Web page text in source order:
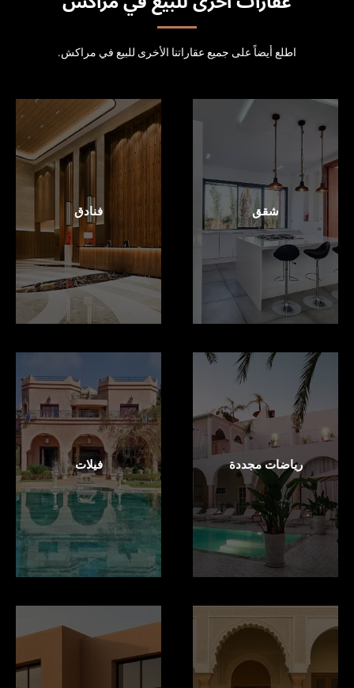
اطلع أيضاً على جميع عقاراتنا الأخرى للبيع في مراكش.
شقق فنادق
رياضات مجددة فيلات